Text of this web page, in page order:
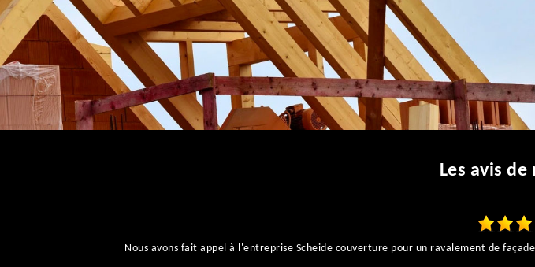
Les avis
Nous avons fait appel à l'entreprise Scheide couverture pour un ravalement de